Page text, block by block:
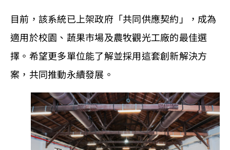
目前，該系統已上架政府「共同供應契約」，成為
適用於校園、蔬果市場及農牧觀光工廠的最佳選
擇。希望更多單位能了解並採用這套創新解決方
案，共同推動永續發展。